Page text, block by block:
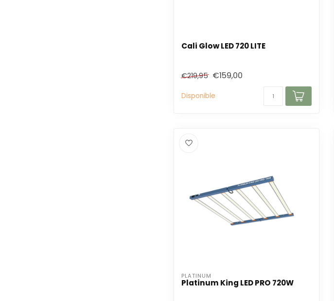
Cali Glow LED 720 LITE
€219,95 €159,00
Disponible
PLATINUM
Platinum King LED PRO 720W